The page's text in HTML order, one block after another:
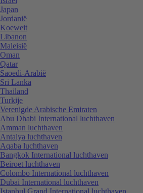
Japan
Jordanië
Koeweit
Libanon
Maleisië
Oman
Qatar
Saoedi-Arabië
Sri Lanka
Thailand
Turkije
Verenigde Arabische Emiraten
Abu Dhabi International luchthaven
Amman luchthaven
Antalya luchthaven
Aqaba luchthaven
Bangkok International luchthaven
Beiroet luchthaven
Colombo International luchthaven
Dubai International luchthaven
Istanbul Grand International luchthaven